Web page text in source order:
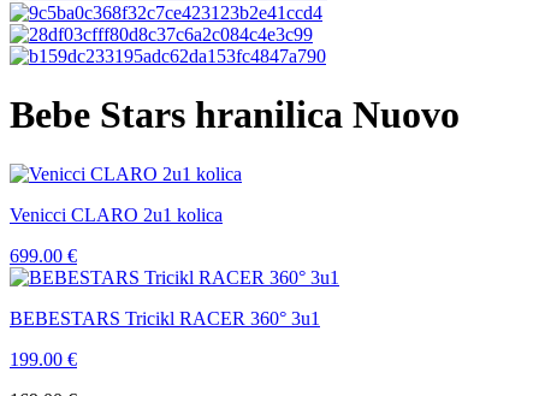
Bebe Stars hranilica Nuovo
Venicci CLARO 2u1 kolica
699.00 €
BEBESTARS Tricikl RACER 360° 3u1
199.00 €